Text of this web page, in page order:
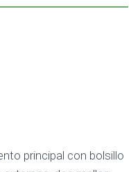
principal con bolsillo